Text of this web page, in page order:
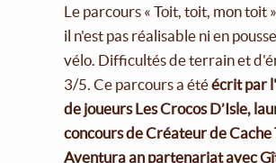
Le parcours « Toit, toit, mon toit
il n'est pas réalisable ni en
vélo. Difficultés de terrain et
3/5. Ce parcours a étéécrit par
de joueurs Les Crocos D’Isle,
concours de Créateur de Cache
Aventura an partenariat avec